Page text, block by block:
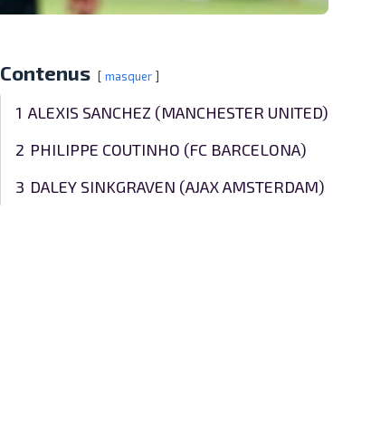
Contenus masquer
1 ALEXIS SANCHEZ (MANCHESTER UNITED)
2 PHILIPPE COUTINHO (FC BARCELONA)
3 DALEY SINKGRAVEN (AJAX AMSTERDAM)